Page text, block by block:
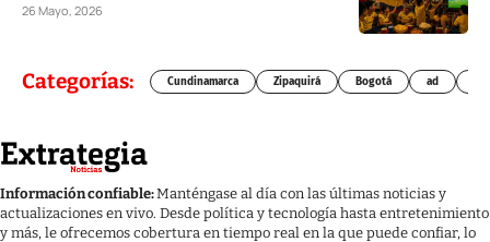
26 Mayo, 2026
Categorías: Cundinamarca Zipaquirá Bogotá ad
Información confiable:Manténgase al día con las últimas noticias y
actualizaciones en vivo. Desde política y tecnología hasta entretenimiento
y más, le ofrecemos cobertura en tiempo real en la que puede confiar, lo